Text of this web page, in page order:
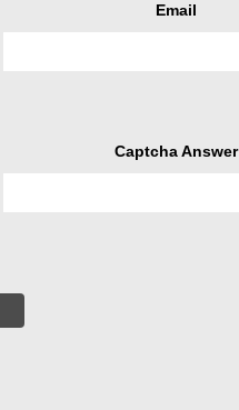
Email
Captcha Answer